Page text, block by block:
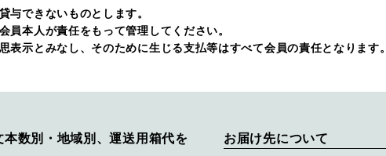
与できないものとします。
本人が責任をもって管理してください。
示とみなし、そのために生じる支払等はすべて会員の責任となります。
数別・地域別、運送用箱代を
お届け先について